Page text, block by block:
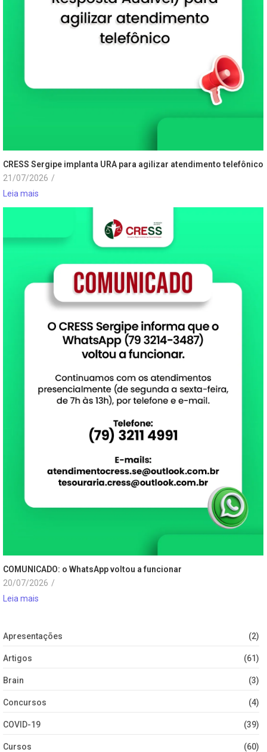
CRESS Sergipe implanta URA para agilizar atendimento telefônico
21/07/2026 /
Leia mais
COMUNICADO: o WhatsApp voltou a funcionar
20/07/2026 /
Leia mais
Apresentações (2)
Artigos (61)
Brain (3)
Concursos (4)
COVID-19 (39)
Cursos (60)